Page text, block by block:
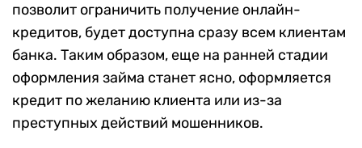
позволит ограничить получение онлайн-
кредитов, будет доступна сразу всем клиентам
банка. Таким образом, еще на ранней стадии
оформления займа станет ясно, оформляется
кредит по желанию клиента или из-за
преступных действий мошенников.